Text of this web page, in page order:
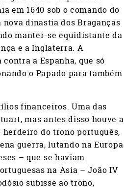
em 1640 sob o comando do
nova dinastia dos Braganças
manter-se equidistante da
e a Inglaterra. A
a Espanha, que só
o Papado para também
financeiros. Uma das
mas antes disso houve a
do trono português,
guerra, lutando na Europa
– que se haviam
na Asia – João IV
subisse ao trono,